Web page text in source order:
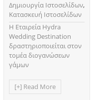
Δημιουργία Ιστοσελίδων,
Κατασκευή Ιστοσελίδων
H Εταιρεία Hydra
Wedding Destination
δραστηριοποιείται στον
τομέα διογανώσεων
γάμων
[+] Read More